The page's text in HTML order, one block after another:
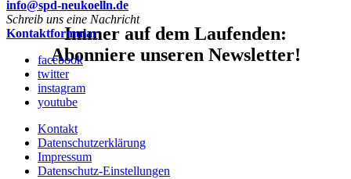
Immer auf dem Laufenden:
Abonniere unseren Newsletter!
info@spd-neukoelln.de
Schreib uns eine Nachricht
Kontaktformular
facebook
twitter
instagram
youtube
Kontakt
Datenschutzerklärung
Impressum
Datenschutz-Einstellungen